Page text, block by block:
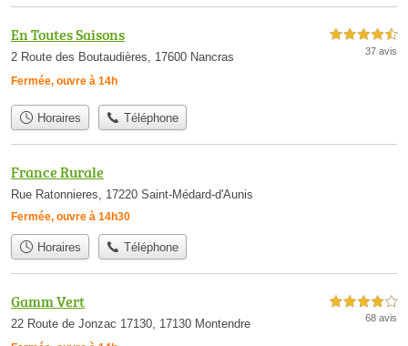
En Toutes Saisons
2 Route des Boutaudières, 17600 Nancras
Fermée, ouvre à 14h
4,5 étoiles sur 5
37 avis
Horaires Téléphone
France Rurale
Rue Ratonnieres, 17220 Saint-Médard-d'Aunis
Fermée, ouvre à 14h30
Horaires Téléphone
Gamm Vert
22 Route de Jonzac 17130, 17130 Montendre
4,0 étoiles sur 5
68 avis